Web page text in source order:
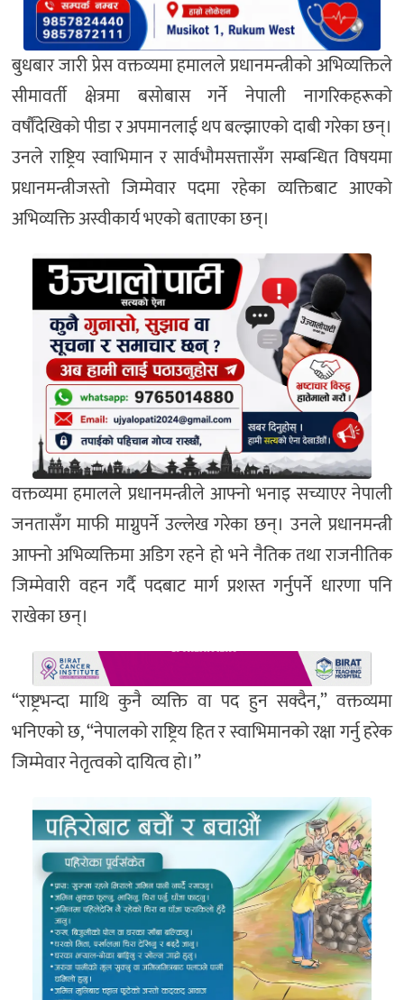
बुधबार जारी प्रेस वक्तव्यमा हमालले प्रधानमन्त्रीको अभिव्यक्तिले
सीमावर्ती क्षेत्रमा बसोबास गर्ने नेपाली नागरिकहरूको
वर्षौंदेखिको पीडा र अपमानलाई थप बल्झाएको दाबी गरेका छन्।
उनले राष्ट्रिय स्वाभिमान र सार्वभौमसत्तासँग सम्बन्धित विषयमा
प्रधानमन्त्रीजस्तो जिम्मेवार पदमा रहेका व्यक्तिबाट आएको
अभिव्यक्ति अस्वीकार्य भएको बताएका छन्।
वक्तव्यमा हमालले प्रधानमन्त्रीले आफ्नो भनाइ सच्याएर नेपाली
जनतासँग माफी माग्नुपर्ने उल्लेख गरेका छन्। उनले प्रधानमन्त्री
आफ्नो अभिव्यक्तिमा अडिग रहने हो भने नैतिक तथा राजनीतिक
जिम्मेवारी वहन गर्दै पदबाट मार्ग प्रशस्त गर्नुपर्ने धारणा पनि
राखेका छन्।
“राष्ट्रभन्दा माथि कुनै व्यक्ति वा पद हुन सक्दैन,” वक्तव्यमा
भनिएको छ, “नेपालको राष्ट्रिय हित र स्वाभिमानको रक्षा गर्नु हरेक
जिम्मेवार नेतृत्वको दायित्व हो।”